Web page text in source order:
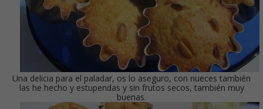
Una delicia para el paladar, os lo aseguro, con nueces también
las he hecho y estupendas y sin frutos secos, también muy
buenas.